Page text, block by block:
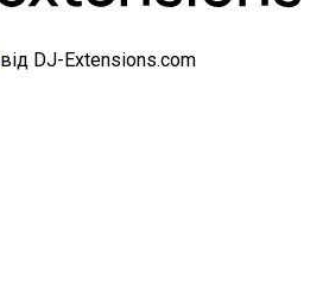
від DJ-Extensions.com